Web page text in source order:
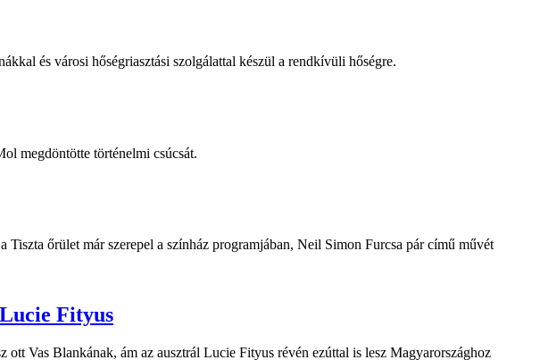
és városi hőségriasztási szolgálattal készül a rendkívüli hőségre.
megdöntötte történelmi csúcsát.
őrület már szerepel a színház programjában, Neil Simon Furcsa pár című művét
Fityus
Vas Blankának, ám az ausztrál Lucie Fityus révén ezúttal is lesz Magyarországhoz